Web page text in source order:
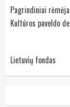
Pagrindiniai
Kultūros paveldo
Lietuvių fondas